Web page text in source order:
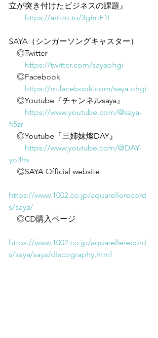
立が突き付けたビジネスの課題』
https://amzn.to/3gImF1I
SAYA（シンガーソングキャスター）
◎Twitter
https://twitter.com/sayaohgi
◎Facebook
https://m.facebook.com/saya.ohgi
◎Youtube『チャンネルsaya』
https://www.youtube.com/@saya-
fi5zr
◎Youtube『三姉妹燦DAY』
https://www.youtube.com/@DAY-
yo3hs
◎SAYA Official website
https://www.1002.co.jp/aquarellerecord
s/saya/
◎CD購入ページ
https://www.1002.co.jp/aquarellerecord
s/saya/saya/discography.html